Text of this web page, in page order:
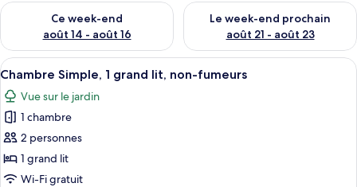
Ce week-end
août 14 - août 16
Vérifier la disponibilité pour ce week-end août 14 - août 16
Le week-end prochain
août 21 - août 23
Vérifier la disponibilité pour
Afficher
toutes
les
photos
pour
ce
type
Une chambre d’hôtel avec un
1
Chambre Simple, 1 grand lit, non-fumeurs
Vue sur le jardin
1 chambre
2 personnes
1 grand lit
Wi-Fi gratuit